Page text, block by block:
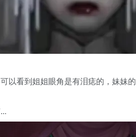
以看到姐姐眼角是有泪痣的，妹妹